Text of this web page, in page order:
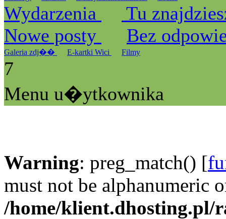
Wydarzenia
Tu
Nowe posty
Bez
Galeria zdj�� E-kartki Wici Filmy
7
Menu u�ytkownika
Warning: preg_match() [
must not be alphanumeric
/home/klient.dhosting.pl/